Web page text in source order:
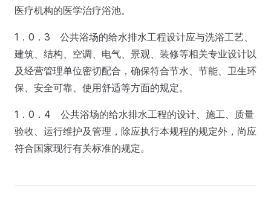
医疗机构的医学治疗浴池。
1．0．3 公共浴场的给水排水工程设计应与洗浴工艺、
建筑、结构、空调、电气、景观、装修等相关专业设计以
及经营管理单位密切配合，确保符合节水、节能、卫生环
保、安全可靠、使用舒适等方面的规定。
1．0．4 公共浴场的给水排水工程的设计、施工、质量
验收、运行维护及管理，除应执行本规程的规定外，尚应
符合国家现行有关标准的规定。